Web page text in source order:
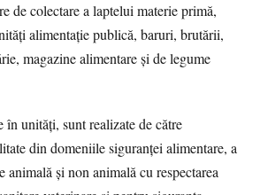
de colectare a laptelui materie primă,
alimentație publică, baruri, brutării,
magazine alimentare și de legume
în unități, sunt realizate de către
din domeniile siguranței alimentare, a
animală și non animală cu respectarea